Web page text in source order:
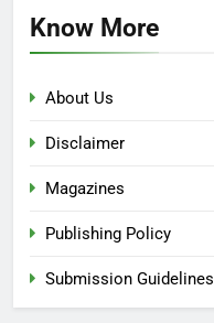
Know More
About Us
Disclaimer
Magazines
Publishing Policy
Submission Guidelines